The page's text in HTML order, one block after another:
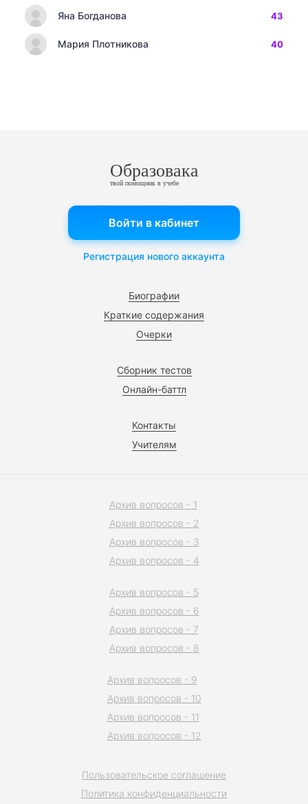
Яна Богданова 43
Мария Плотникова 40
Образовака
твой помощник в учебе
Биографии
Краткие содержания
Очерки
Сборник тестов
Онлайн-баттл
Контакты
Учителям
Войти в кабинет
Регистрация нового аккаунта
Пользовательское соглашение
Политика конфиденциальности
Архив вопросов - 1
Архив вопросов - 2
Архив вопросов - 3
Архив вопросов - 4
Архив вопросов - 5
Архив вопросов - 6
Архив вопросов - 7
Архив вопросов - 8
Архив вопросов - 9
Архив вопросов - 10
Архив вопросов - 11
Архив вопросов - 12